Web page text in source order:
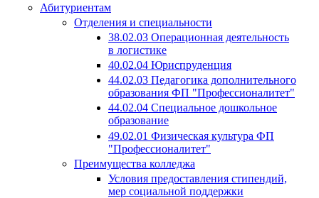
Абитуриентам
Отделения и специальности
38.02.03 Операционная деятельность
в логистике
40.02.04 Юриспруденция
44.02.03 Педагогика дополнительного
образования ФП "Профессионалитет"
44.02.04 Специальное дошкольное
образование
49.02.01 Физическая культура ФП
"Профессионалитет"
Преимущества колледжа
Условия предоставления стипендий,
мер социальной поддержки